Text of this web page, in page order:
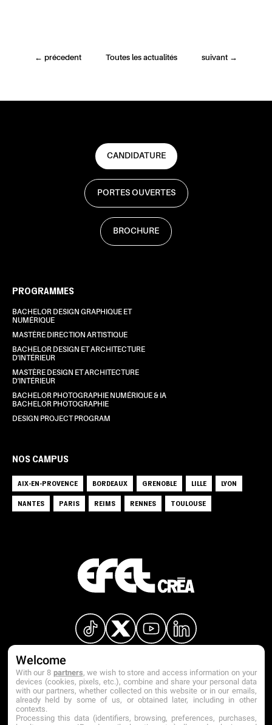
← précedent Toutes les actualités suivant →
CANDIDATURE
PORTES OUVERTES
BROCHURE
PROGRAMMES
BACHELOR DESIGN GRAPHIQUE ET
NUMÉRIQUE
MASTÈRE DIRECTION ARTISTIQUE
BACHELOR DESIGN ET ARCHITECTURE
D'INTÉRIEUR
MASTÈRE DESIGN ET ARCHITECTURE
D'INTÉRIEUR
BACHELOR PHOTOGRAPHIE NUMÉRIQUE & IA
BACHELOR PHOTOGRAPHIE
DESIGN PROJECT PROGRAM
NOS CAMPUS
AIX-EN-PROVENCE BORDEAUX GRENOBLE LILLE
LYON
NANTES
PARIS REIMS RENNES TOULOUSE
Welcome
With our 8 partners, we wish to store and access information on your
devices (cookies, pixels, etc.), combine and share your personal data
with our partners, whether collected on this website or in our emails,
already held by some of us, or obtained later, including in other
contexts.
Processing this data (identifiers, browsing, preferences, purchases,